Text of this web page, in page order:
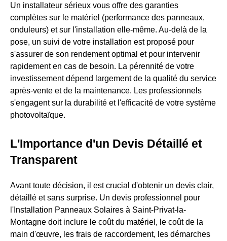
Un installateur sérieux vous offre des garanties
complètes sur le matériel (performance des panneaux,
onduleurs) et sur l'installation elle-même. Au-delà de la
pose, un suivi de votre installation est proposé pour
s'assurer de son rendement optimal et pour intervenir
rapidement en cas de besoin. La pérennité de votre
investissement dépend largement de la qualité du service
après-vente et de la maintenance. Les professionnels
s'engagent sur la durabilité et l'efficacité de votre système
photovoltaïque.
L'Importance d'un Devis Détaillé et
Transparent
Avant toute décision, il est crucial d'obtenir un devis clair,
détaillé et sans surprise. Un devis professionnel pour
l'Installation Panneaux Solaires à Saint-Privat-la-
Montagne doit inclure le coût du matériel, le coût de la
main d'œuvre, les frais de raccordement, les démarches